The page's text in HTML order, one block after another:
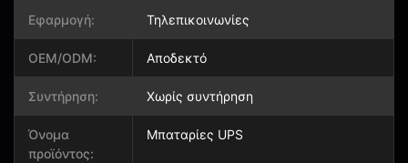
Εφαρμογή: Τηλεπικοινωνίες
OEM/ODM: Αποδεκτό
Συντήρηση: Χωρίς συντήρηση
Όνομα
προϊόντος:
Μπαταρίες UPS